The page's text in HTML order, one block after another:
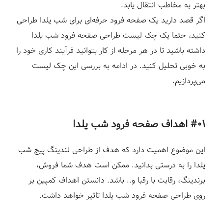
بهتر به مخاطب انتقال یابد.
اگر قصد دارید یک صفحه فرود حرفه‌ای برای شب یلدا طراحی
کنید، حتما یک چک لیست طراحی صفحه فرود شب یلدا
داشته باشید تا در هر مرحله از کار بتوانید فرآیند کاری خود را
به خوبی تحلیل کنید. در ادامه به بررسی این چک لیست
می‌پردازیم.
#۰۱ اهداف صفحه فرود شب یلدا
این موضوع اهمیت دارد که هدف از طراحی لندینگ پیج شب
یلدا را به درستی بدانید. ممکن است هدف شما فروش،
برندینگ، رقابت با رقبا و.. باشد. دانستن اهداف کمپین بر
روی طراحی صفحه فرود شب یلدا تاثیر خواهد داشت.